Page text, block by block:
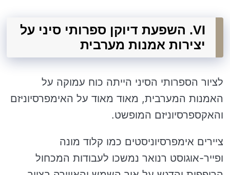
VI. השפעת דיוקן ספרותי סיני על
יצירות אמנות מערבית
לציור הספרותי הסיני הייתה כוח עמוקה על
האמנות המערבית, מאוד מאוד על האימפרסיוניזם
והאקספרסיוניזם המופשט.
ציירים אימפרסיוניסטים כמו קלוד מונה
ופייר-אוגוסט רנואר נמשכו לעבודות המכחול